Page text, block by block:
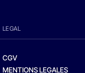
LEGAL
CGV
MENTIONS LEGALES